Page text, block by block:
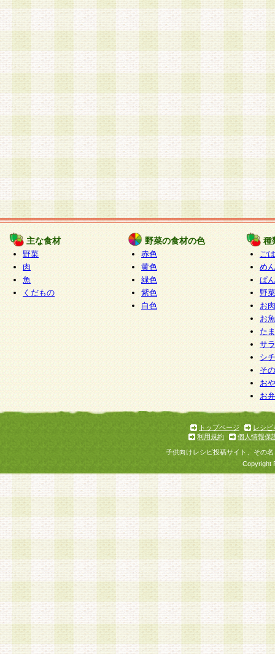
主な食材
野菜
肉
魚
くだもの
野菜の食材の色
赤色
黄色
緑色
紫色
白色
種
ご
めん
ぱん
野
お
お
た
サ
シ
そ
お
お
トップページ
レシピ
利用規約
個人情報保
子供向けレシピ投稿サイト、その
Copyright